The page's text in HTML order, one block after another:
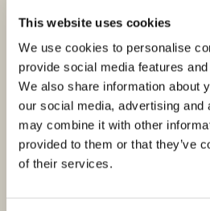
This website uses cookies
We use cookies to personalise
provide social media features
We also share information about
our social media, advertising and
may combine it with other
provided to them or that they’ve
of their services.
Udaljenost od mora : 250 M
Prodaje se stan u izgradnji u
prizemlju nove zgrade, na samo
Ukupna…